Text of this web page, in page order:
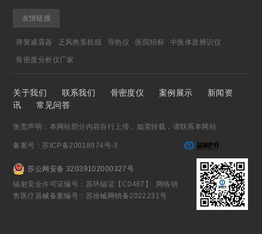
友情链接
弹簧减震器 乏风热泵机组 导热仪 医院招标 中医体质辨识仪
骨密度分析仪厂家
关于我们 联系我们 骨密度仪 案例展示
新闻资
讯
常见问答
免责声明：本网站部分内容自行上传，如需转载，请联系本网站
备案号：苏ICP备20018974号-3
苏公网安备 32039102000327号
辐射安全许可证编号：苏环辐证【C0467】 网络销
售医疗器械备案编号：苏徐械网销备2022231号